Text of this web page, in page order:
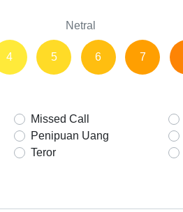
Netral
4 5 6 7
Missed Call
Penipuan Uang
Teror